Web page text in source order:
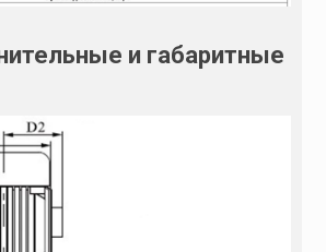
и габаритные